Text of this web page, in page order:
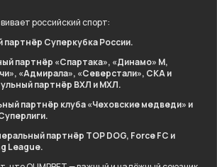
российский спорт:
партнёр Суперкубка России.
партнёр «Спартака», «Динамо» М,
«Адмирала», «Северстали», СКА и
партнёр ВХЛ и МХЛ.
партнёр клуба «Чеховские медведи» и
партнёр TOP DOG, Force FC и
League.